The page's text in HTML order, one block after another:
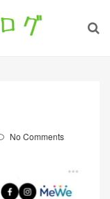
No Comments